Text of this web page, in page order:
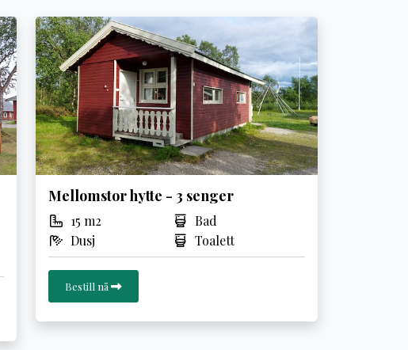
Mellomstor hytte - 3 senger
15 m2
Bad
Dusj
Toalett
Bestill nå